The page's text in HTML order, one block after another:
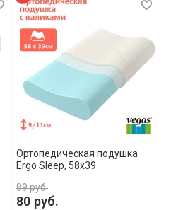
Ортопедическая подушка
Ergo Sleep, 58x39
89 руб.
80 руб.